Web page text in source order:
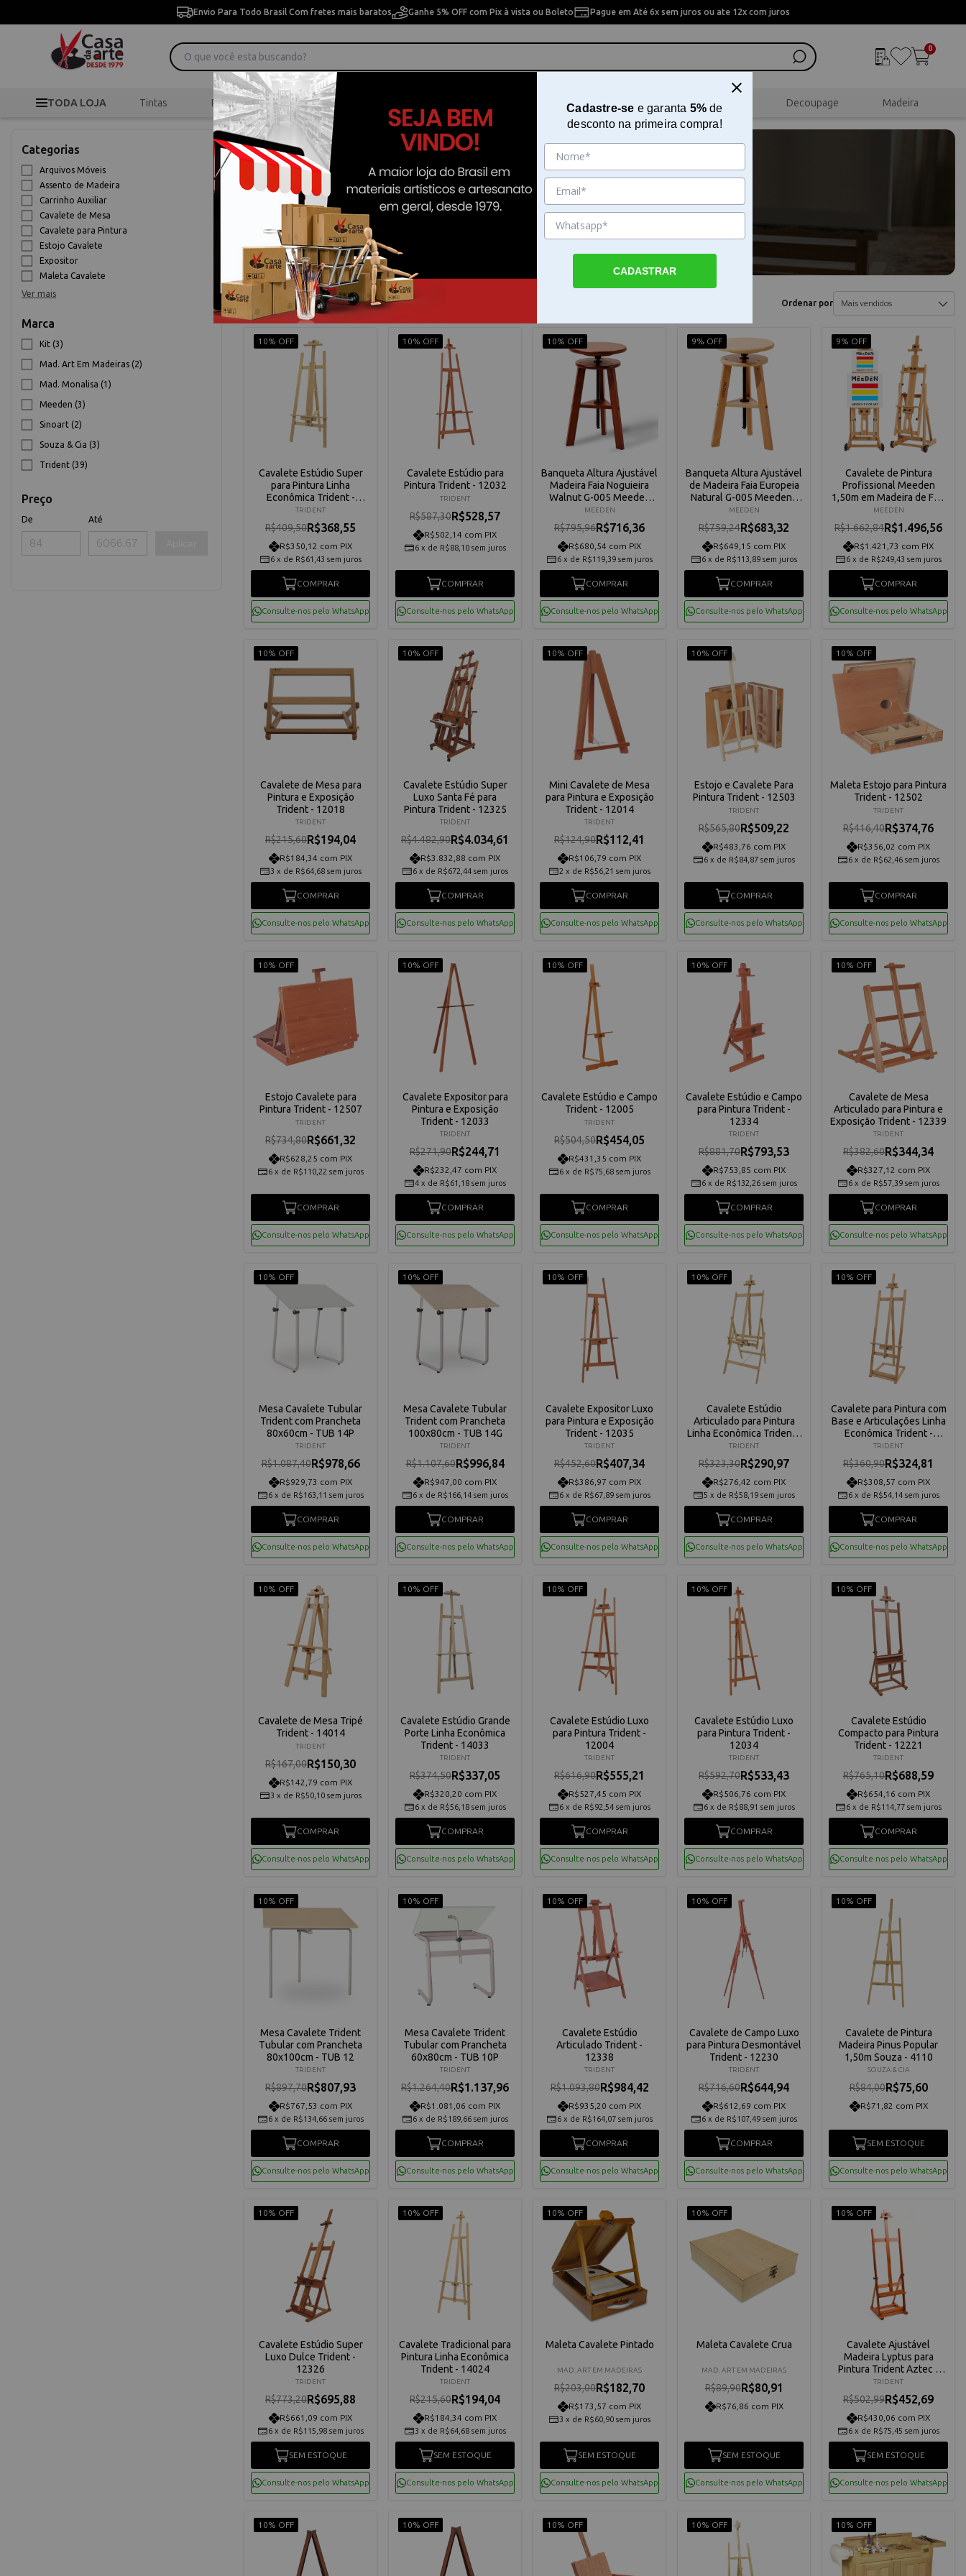
Envio Para Todo Brasil Com fretes mais baratos Ganhe 5% OFF com Pix à vista ou Boleto Pague em Até 6x sem juros ou ate 12x com juros
0
TODA LOJA Tintas Pincéis Desenho Pintura Artesanal Scrapbook Decoupage Madeira
Categorias
Arquivos Móveis
Assento de Madeira
Carrinho Auxiliar
Cavalete de Mesa
Cavalete para Pintura
Estojo Cavalete
Expositor
Maleta Cavalete
Ver mais
Marca
Kit (3)
Mad. Art Em Madeiras (2)
Mad. Monalisa (1)
Meeden (3)
Sinoart (2)
Souza & Cia (3)
Trident (39)
Preço
De Até
Início Cavaletes
Cavaletes Ordenar por
10% OFF
Cavalete Estúdio Super
para Pintura Linha
Econômica Trident -
14039
TRIDENT
R$409,50R$368,55
R$350,12 com PIX
6 x de R$61,43 sem juros
COMPRAR
Consulte-nos pelo WhatsApp
10% OFF
Cavalete Estúdio para
Pintura Trident - 12032
TRIDENT
R$587,30R$528,57
R$502,14 com PIX
6 x de R$88,10 sem juros
COMPRAR
Consulte-nos pelo WhatsApp
10% OFF
Banqueta Altura Ajustável
Madeira Faia Noguieira
Walnut G-005 Meeden
AFD-6037-QHT
MEEDEN
R$795,96R$716,36
R$680,54 com PIX
6 x de R$119,39 sem juros
COMPRAR
Consulte-nos pelo WhatsApp
9% OFF
Banqueta Altura Ajustável
de Madeira Faia Europeia
Natural G-005 Meeden -
AFD-6037-YM
MEEDEN
R$759,24R$683,32
R$649,15 com PIX
6 x de R$113,89 sem juros
COMPRAR
Consulte-nos pelo WhatsApp
9% OFF
Cavalete de Pintura
Profissional Meeden
1,50m em Madeira de Faia
Estúdio Versátil AFE-
6019-YM
MEEDEN
R$1.662,84R$1.496,56
R$1.421,73 com PIX
6 x de R$249,43 sem juros
COMPRAR
Consulte-nos pelo WhatsApp
10% OFF
Cavalete de Mesa para
Pintura e Exposição
Trident - 12018
TRIDENT
R$215,60R$194,04
R$184,34 com PIX
3 x de R$64,68 sem juros
COMPRAR
Consulte-nos pelo WhatsApp
10% OFF
Cavalete Estúdio Super
Luxo Santa Fé para
Pintura Trident - 12325
TRIDENT
R$4.482,90R$4.034,61
R$3.832,88 com PIX
6 x de R$672,44 sem juros
COMPRAR
Consulte-nos pelo WhatsApp
10% OFF
Mini Cavalete de Mesa
para Pintura e Exposição
Trident - 12014
TRIDENT
R$124,90R$112,41
R$106,79 com PIX
2 x de R$56,21 sem juros
COMPRAR
Consulte-nos pelo WhatsApp
10% OFF
Estojo e Cavalete Para
Pintura Trident - 12503
TRIDENT
R$565,80R$509,22
R$483,76 com PIX
6 x de R$84,87 sem juros
COMPRAR
Consulte-nos pelo WhatsApp
10% OFF
Maleta Estojo para Pintura
Trident - 12502
TRIDENT
R$416,40R$374,76
R$356,02 com PIX
6 x de R$62,46 sem juros
COMPRAR
Consulte-nos pelo WhatsApp
10% OFF
Estojo Cavalete para
Pintura Trident - 12507
TRIDENT
R$734,80R$661,32
R$628,25 com PIX
6 x de R$110,22 sem juros
COMPRAR
Consulte-nos pelo WhatsApp
10% OFF
Cavalete Expositor para
Pintura e Exposição
Trident - 12033
TRIDENT
R$271,90R$244,71
R$232,47 com PIX
4 x de R$61,18 sem juros
COMPRAR
Consulte-nos pelo WhatsApp
10% OFF
Cavalete Estúdio e Campo
Trident - 12005
TRIDENT
R$504,50R$454,05
R$431,35 com PIX
6 x de R$75,68 sem juros
COMPRAR
Consulte-nos pelo WhatsApp
10% OFF
Cavalete Estúdio e Campo
para Pintura Trident -
12334
TRIDENT
R$881,70R$793,53
R$753,85 com PIX
6 x de R$132,26 sem juros
COMPRAR
Consulte-nos pelo WhatsApp
10% OFF
Cavalete de Mesa
Articulado para Pintura e
Exposição Trident - 12339
TRIDENT
R$382,60R$344,34
R$327,12 com PIX
6 x de R$57,39 sem juros
COMPRAR
Consulte-nos pelo WhatsApp
10% OFF
Mesa Cavalete Tubular
Trident com Prancheta
80x60cm - TUB 14P
TRIDENT
R$1.087,40R$978,66
R$929,73 com PIX
6 x de R$163,11 sem juros
COMPRAR
Consulte-nos pelo WhatsApp
10% OFF
Mesa Cavalete Tubular
Trident com Prancheta
100x80cm - TUB 14G
TRIDENT
R$1.107,60R$996,84
R$947,00 com PIX
6 x de R$166,14 sem juros
COMPRAR
Consulte-nos pelo WhatsApp
10% OFF
Cavalete Expositor Luxo
para Pintura e Exposição
Trident - 12035
TRIDENT
R$452,60R$407,34
R$386,97 com PIX
6 x de R$67,89 sem juros
COMPRAR
Consulte-nos pelo WhatsApp
10% OFF
Cavalete Estúdio
Articulado para Pintura
Linha Econômica Trident -
14038
TRIDENT
R$323,30R$290,97
R$276,42 com PIX
5 x de R$58,19 sem juros
COMPRAR
Consulte-nos pelo WhatsApp
10% OFF
Cavalete para Pintura com
Base e Articulações Linha
Econômica Trident -
14026
TRIDENT
R$360,90R$324,81
R$308,57 com PIX
6 x de R$54,14 sem juros
COMPRAR
Consulte-nos pelo WhatsApp
10% OFF
Cavalete de Mesa Tripé
Trident - 14014
TRIDENT
R$167,00R$150,30
R$142,79 com PIX
3 x de R$50,10 sem juros
COMPRAR
Consulte-nos pelo WhatsApp
10% OFF
Cavalete Estúdio Grande
Porte Linha Econômica
Trident - 14033
TRIDENT
R$374,50R$337,05
R$320,20 com PIX
6 x de R$56,18 sem juros
COMPRAR
Consulte-nos pelo WhatsApp
10% OFF
Cavalete Estúdio Luxo
para Pintura Trident -
12004
TRIDENT
R$616,90R$555,21
R$527,45 com PIX
6 x de R$92,54 sem juros
COMPRAR
Consulte-nos pelo WhatsApp
10% OFF
Cavalete Estúdio Luxo
para Pintura Trident -
12034
TRIDENT
R$592,70R$533,43
R$506,76 com PIX
6 x de R$88,91 sem juros
COMPRAR
Consulte-nos pelo WhatsApp
10% OFF
Cavalete Estúdio
Compacto para Pintura
Trident - 12221
TRIDENT
R$765,10R$688,59
R$654,16 com PIX
6 x de R$114,77 sem juros
COMPRAR
Consulte-nos pelo WhatsApp
10% OFF
Mesa Cavalete Trident
Tubular com Prancheta
80x100cm - TUB 12
TRIDENT
R$897,70R$807,93
R$767,53 com PIX
6 x de R$134,66 sem juros
COMPRAR
Consulte-nos pelo WhatsApp
10% OFF
Mesa Cavalete Trident
Tubular com Prancheta
60x80cm - TUB 10P
TRIDENT
R$1.264,40R$1.137,96
R$1.081,06 com PIX
6 x de R$189,66 sem juros
COMPRAR
Consulte-nos pelo WhatsApp
10% OFF
Cavalete Estúdio
Articulado Trident -
12338
TRIDENT
R$1.093,80R$984,42
R$935,20 com PIX
6 x de R$164,07 sem juros
COMPRAR
Consulte-nos pelo WhatsApp
10% OFF
Cavalete de Campo Luxo
para Pintura Desmontável
Trident - 12230
TRIDENT
R$716,60R$644,94
R$612,69 com PIX
6 x de R$107,49 sem juros
COMPRAR
Consulte-nos pelo WhatsApp
10% OFF
Cavalete de Pintura
Madeira Pinus Popular
1,50m Souza - 4110
SOUZA & CIA
R$84,00R$75,60
R$71,82 com PIX
SEM ESTOQUE
Consulte-nos pelo WhatsApp
10% OFF
Cavalete Estúdio Super
Luxo Dulce Trident -
12326
TRIDENT
R$773,20R$695,88
R$661,09 com PIX
6 x de R$115,98 sem juros
SEM ESTOQUE
Consulte-nos pelo WhatsApp
10% OFF
Cavalete Tradicional para
Pintura Linha Econômica
Trident - 14024
TRIDENT
R$215,60R$194,04
R$184,34 com PIX
3 x de R$64,68 sem juros
SEM ESTOQUE
Consulte-nos pelo WhatsApp
10% OFF
Maleta Cavalete Pintado
MAD. ART EM MADEIRAS
R$203,00R$182,70
R$173,57 com PIX
3 x de R$60,90 sem juros
SEM ESTOQUE
Consulte-nos pelo WhatsApp
10% OFF
Maleta Cavalete Crua
MAD. ART EM MADEIRAS
R$89,90R$80,91
R$76,86 com PIX
SEM ESTOQUE
Consulte-nos pelo WhatsApp
10% OFF
Cavalete Ajustável
Madeira Lyptus para
Pintura Trident Aztec -
12343
TRIDENT
R$502,99R$452,69
R$430,06 com PIX
6 x de R$75,45 sem juros
SEM ESTOQUE
Consulte-nos pelo WhatsApp
10% OFF 10% OFF 10% OFF 10% OFF 10% OFF
Cadastre-se e garanta 5%de
desconto na primeira compra!
CADASTRAR